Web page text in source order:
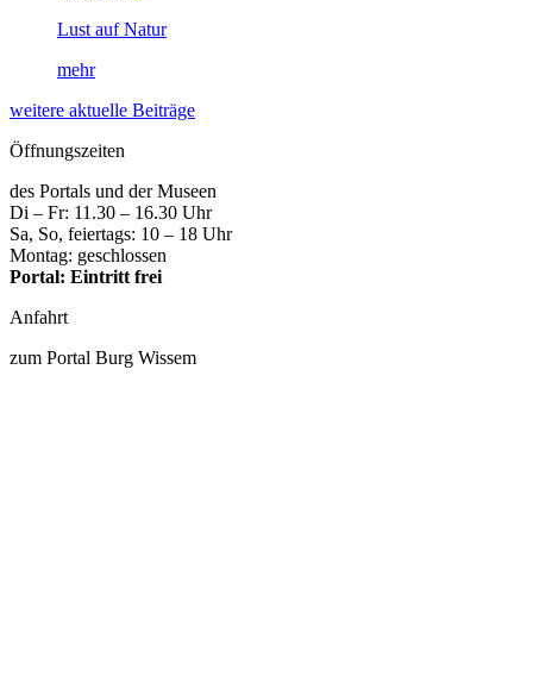
Lust auf Natur
mehr
weitere aktuelle Beiträge
Öffnungszeiten
des Portals und der Museen
Di – Fr: 11.30 – 16.30 Uhr
Sa, So, feiertags: 10 – 18 Uhr
Montag: geschlossen
Portal: Eintritt frei
Anfahrt
zum Portal Burg Wissem